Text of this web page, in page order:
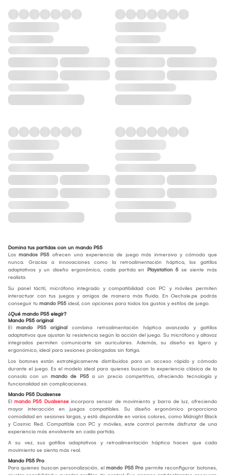
Domina tus partidas con un mando PS5
Los mandos PS5 ofrecen una experiencia de juego más inmersiva y cómoda que
nunca. Gracias a innovaciones como la retroalimentación háptica, los gatillos
adaptativos y un diseño ergonómico, cada partida en Playstation 5 se siente más
realista.
Su panel táctil, micrófono integrado y compatibilidad con PC y móviles permiten
interactuar con tus juegos y amigos de manera más fluida. En Oechsle.pe podrás
conseguir tu mando PS5 ideal, con opciones para todos los gustos y estilos de juego.
¿Qué mando PS5 elegir?
Mando PS5 original
El mando PS5 original combina retroalimentación háptica avanzada y gatillos
adaptativos que ajustan la resistencia según la acción del juego. Su micrófono y altavoz
integrados permiten comunicarte sin auriculares. Además, su diseño es ligero y
ergonómico, ideal para sesiones prolongadas sin fatiga.
Los botones están estratégicamente distribuidos para un acceso rápido y cómodo
durante el juego. Es el modelo ideal para quienes buscan la experiencia clásica de la
consola con un mando de PS5 a un precio competitivo, ofreciendo tecnología y
funcionalidad sin complicaciones.
Mando PS5 Dualsense
El mando PS5 Dualsense incorpora sensor de movimiento y barra de luz, ofreciendo
mayor interacción en juegos compatibles. Su diseño ergonómico proporciona
comodidad en sesiones largas, y está disponible en varios colores, como Midnight Black
y Cosmic Red. Compatible con PC y móviles, este control permite disfrutar de una
experiencia más envolvente en cada partida.
A su vez, sus gatillos adaptativos y retroalimentación háptica hacen que cada
movimiento se sienta más real.
Mando PS5 Pro
Para quienes buscan personalización, el mando PS5 Pro permite reconfigurar botones,